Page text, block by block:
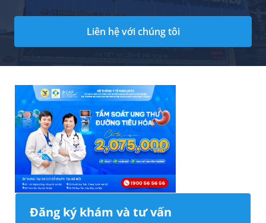
Liên hệ với chúng tôi
Đăng ký khám và tư vấn